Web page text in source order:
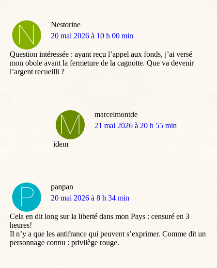
Nestorine
dit
20 mai 2026 à 10 h 00 min
Question intéressée : ayant reçu l’appel aux fonds, j’ai versé
mon obole avant la fermeture de la cagnotte. Que va devenir
l’argent recueilli ?
marcelmontde
dit
21 mai 2026 à 20 h 55 min
idem
panpan
dit
20 mai 2026 à 8 h 34 min
Cela en dit long sur la liberté dans mon Pays : censuré en 3
heures!
Il n’y a que les antifrance qui peuvent s’exprimer. Comme dit un
personnage connu : privilège rouge.